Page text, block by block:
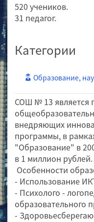
520 учеников.
31 педагог.
Категории
Образование,
СОШ № 13 является
внедряющих
программы, в
"Образование" в
в 1 миллион рублей.
Особенности
- Использование
- Психолого -
образовательного
-